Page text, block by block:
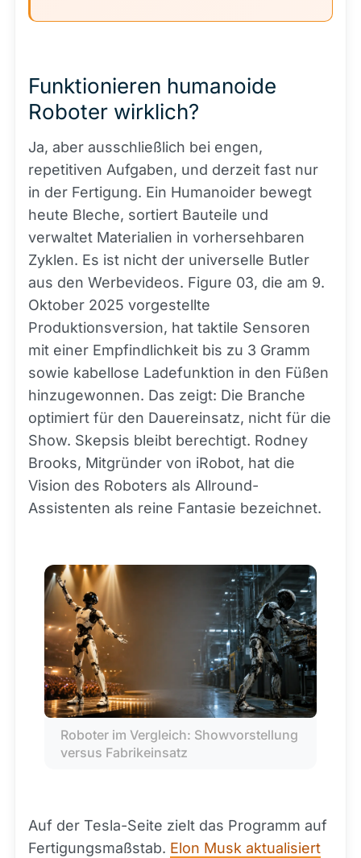
Funktionieren humanoide
Roboter wirklich?
Ja, aber ausschließlich bei engen,
repetitiven Aufgaben, und derzeit fast nur
in der Fertigung. Ein Humanoider bewegt
heute Bleche, sortiert Bauteile und
verwaltet Materialien in vorhersehbaren
Zyklen. Es ist nicht der universelle Butler
aus den Werbevideos. Figure 03, die am 9.
Oktober 2025 vorgestellte
Produktionsversion, hat taktile Sensoren
mit einer Empfindlichkeit bis zu 3 Gramm
sowie kabellose Ladefunktion in den Füßen
hinzugewonnen. Das zeigt: Die Branche
optimiert für den Dauereinsatz, nicht für die
Show. Skepsis bleibt berechtigt. Rodney
Brooks, Mitgründer von iRobot, hat die
Vision des Roboters als Allround-
Assistenten als reine Fantasie bezeichnet.
Roboter im Vergleich: Showvorstellung
versus Fabrikeinsatz
Auf der Tesla-Seite zielt das Programm auf
Fertigungsmaßstab. Elon Musk aktualisiert